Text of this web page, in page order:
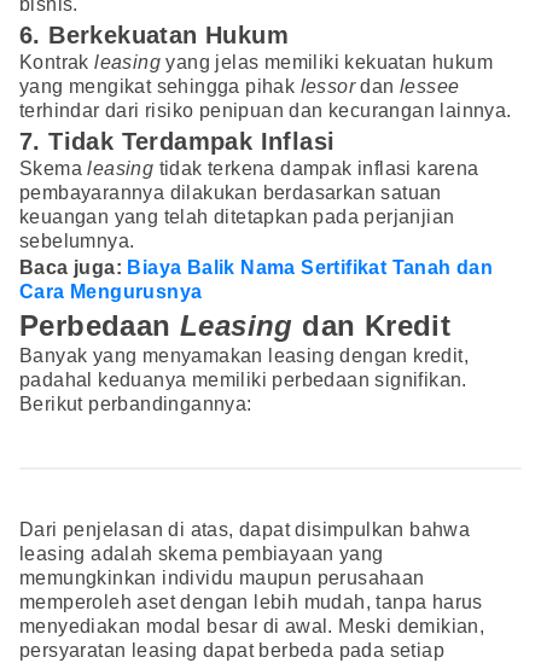
6. Berkekuatan Hukum
Kontrakleasing yang jelas memiliki kekuatan hukum
yang mengikat sehingga pihak lessordanlessee
terhindar dari risiko penipuan dan kecurangan lainnya.
7. Tidak Terdampak Inflasi
Skemaleasing tidak terkena dampak inflasi karena
pembayarannya dilakukan berdasarkan satuan
keuangan yang telah ditetapkan pada perjanjian
sebelumnya.
Baca juga: Biaya Balik Nama Sertifikat Tanah dan
Cara Mengurusnya
Perbedaan Leasing dan Kredit
Banyak yang menyamakan leasing dengan kredit,
padahal keduanya memiliki perbedaan signifikan.
Berikut perbandingannya:
Dari penjelasan di atas, dapat disimpulkan bahwa
leasing adalah skema pembiayaan yang
memungkinkan individu maupun perusahaan
memperoleh aset dengan lebih mudah, tanpa harus
menyediakan modal besar di awal. Meski demikian,
persyaratan leasing dapat berbeda pada setiap